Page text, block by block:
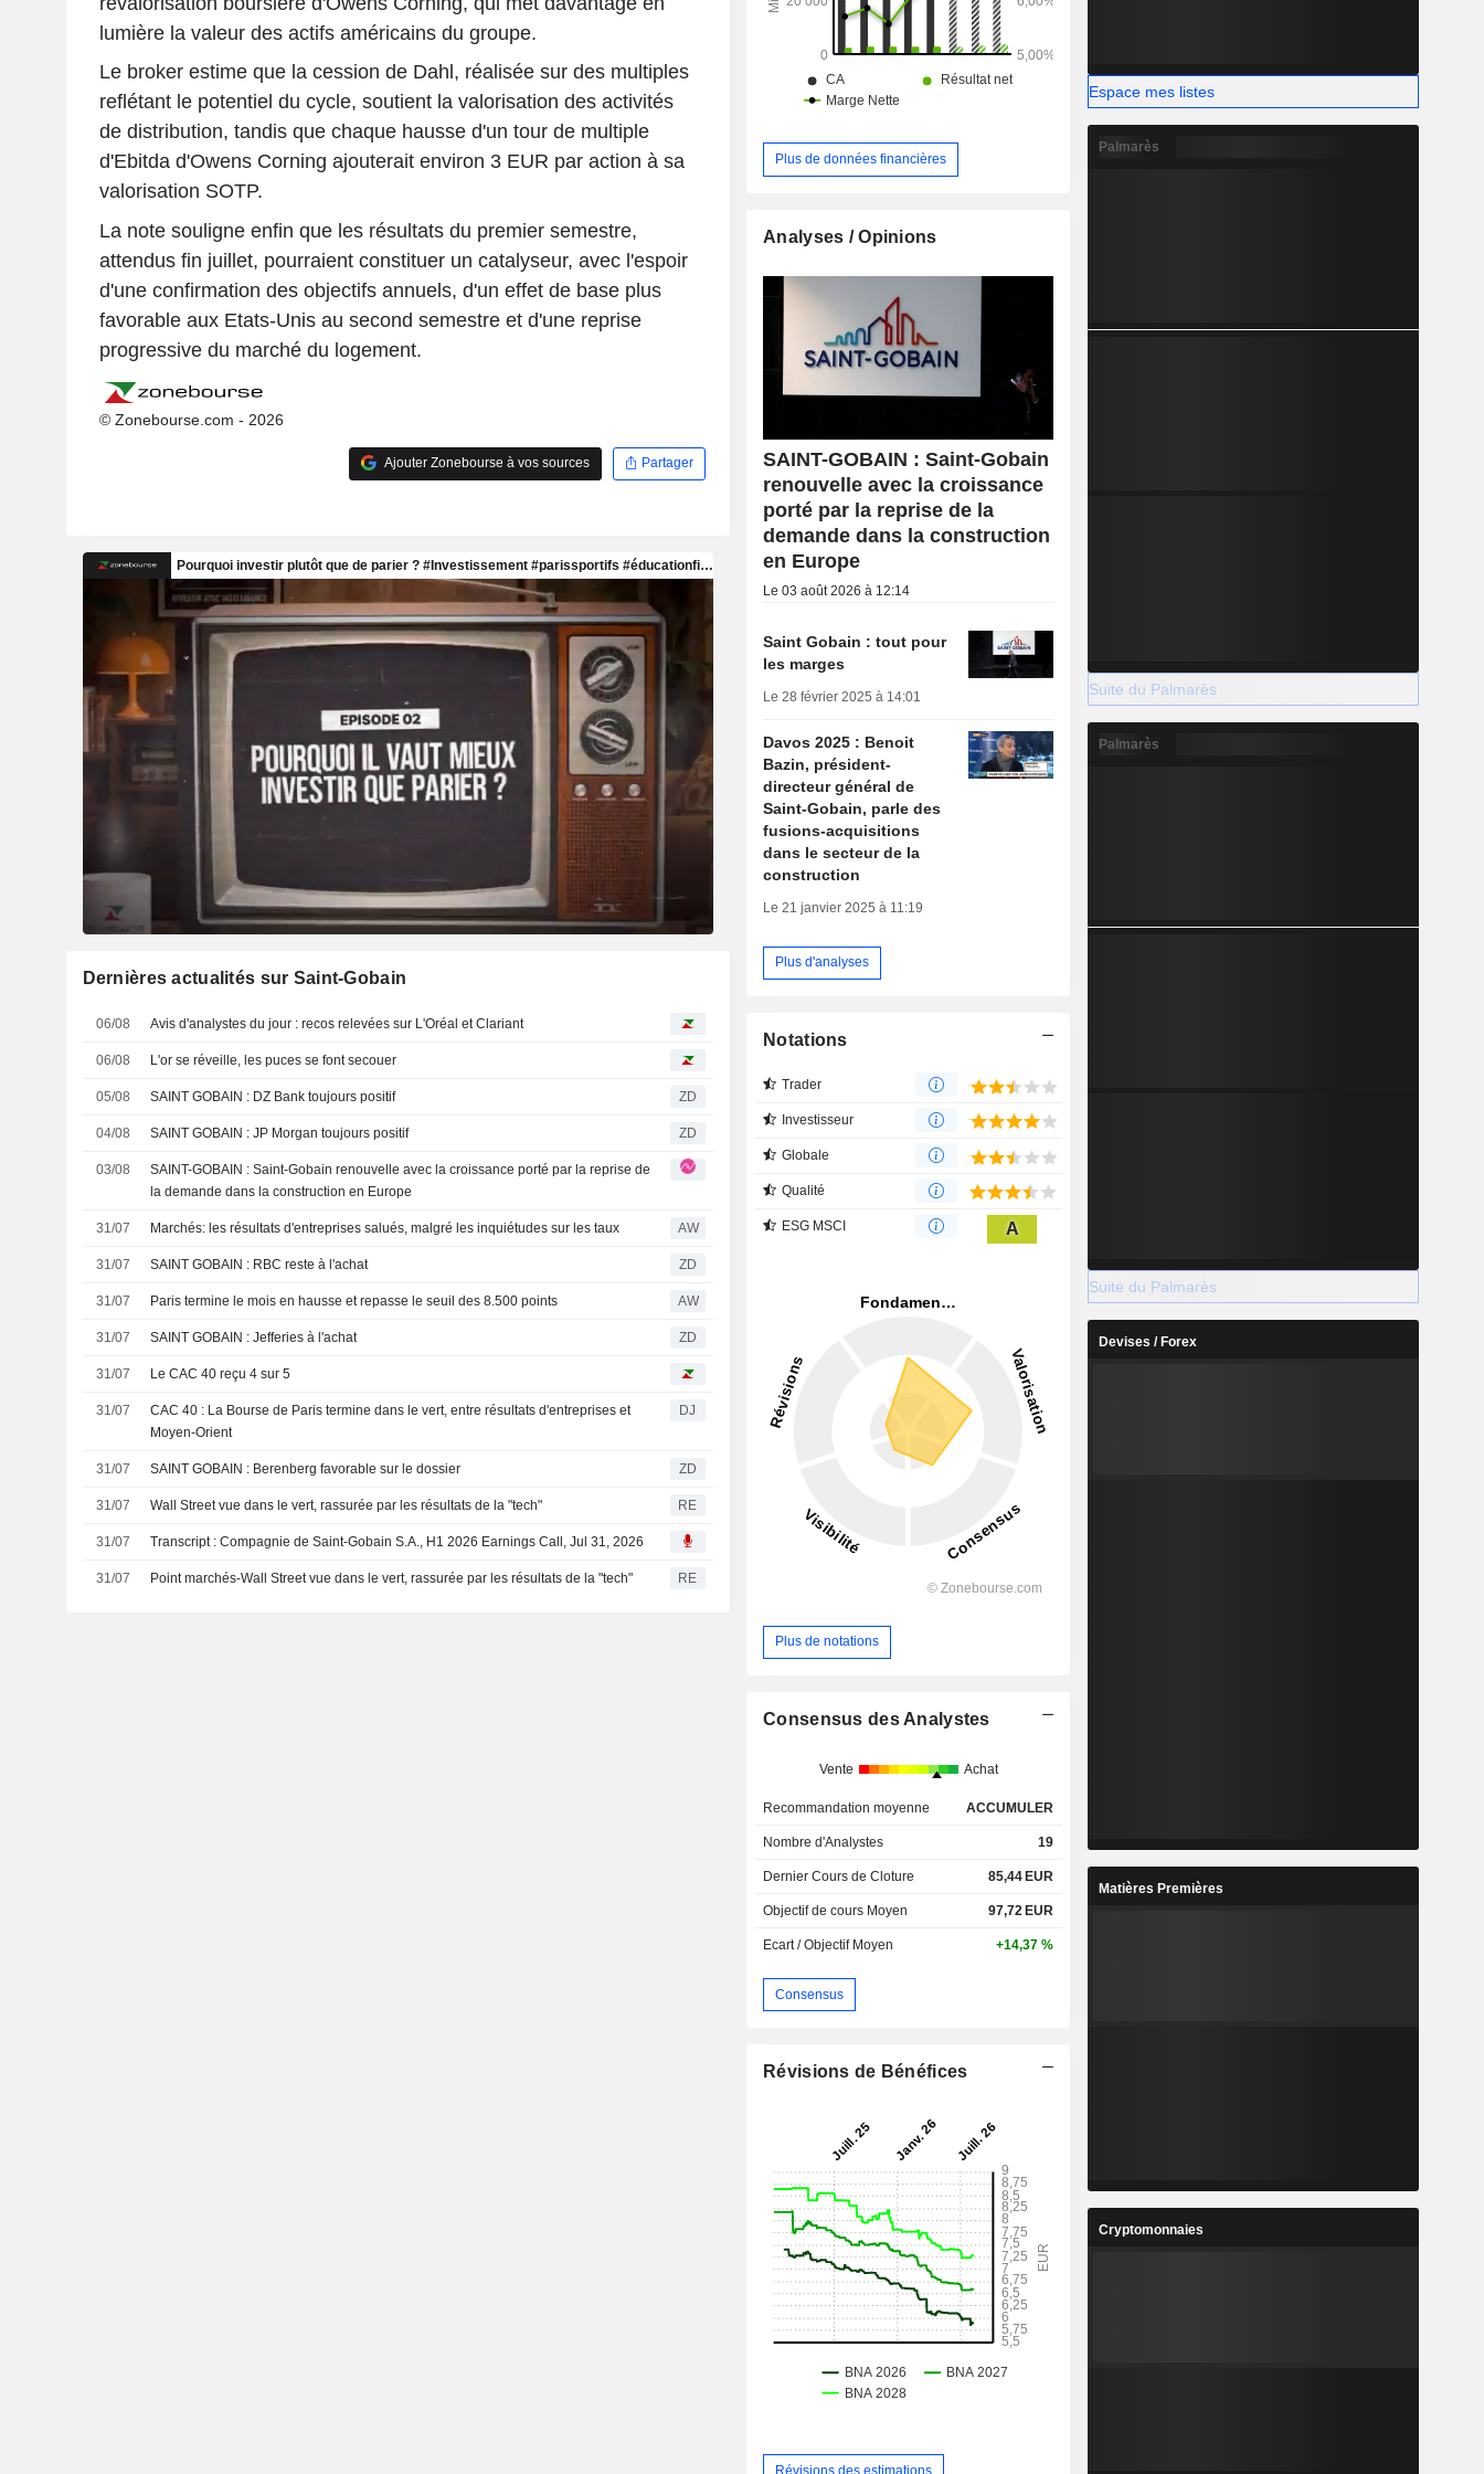
lumière la valeur des actifs américains du groupe.
Le broker estime que la cession de Dahl, réalisée sur des multiples
reflétant le potentiel du cycle, soutient la valorisation des activités
de distribution, tandis que chaque hausse d'un tour de multiple
d'Ebitda d'Owens Corning ajouterait environ 3 EUR par action à sa
valorisation SOTP.
La note souligne enfin que les résultats du premier semestre,
attendus fin juillet, pourraient constituer un catalyseur, avec l'espoir
d'une confirmation des objectifs annuels, d'un effet de base plus
favorable aux Etats-Unis au second semestre et d'une reprise
progressive du marché du logement.
© Zonebourse.com - 2026
Ajouter Zonebourse à vos sources Partager
Dernières actualités sur Saint-Gobain
06/08 Avis d'analystes du jour : recos relevées sur L'Oréal et Clariant
06/08 L'or se réveille, les puces se font secouer
05/08 SAINT GOBAIN : DZ Bank toujours positif ZD
04/08 SAINT GOBAIN : JP Morgan toujours positif ZD
03/08
SAINT-GOBAIN : Saint-Gobain renouvelle avec la croissance porté par la reprise de
la demande dans la construction en Europe
31/07 Marchés: les résultats d'entreprises salués, malgré les inquiétudes sur les taux AW
31/07 SAINT GOBAIN : RBC reste à l'achat ZD
31/07 Paris termine le mois en hausse et repasse le seuil des 8.500 points AW
31/07 SAINT GOBAIN : Jefferies à l'achat ZD
31/07 Le CAC 40 reçu 4 sur 5
31/07
CAC 40 : La Bourse de Paris termine dans le vert, entre résultats d'entreprises et
Moyen-Orient
DJ
31/07 SAINT GOBAIN : Berenberg favorable sur le dossier ZD
31/07 Wall Street vue dans le vert, rassurée par les résultats de la "tech" RE
31/07 Transcript : Compagnie de Saint-Gobain S.A., H1 2026 Earnings Call, Jul 31, 2026
31/07 Point marchés-Wall Street vue dans le vert, rassurée par les résultats de la "tech" RE
: Europe du Sud-Moyen-Orient-Afrique (33,4%),
Europe du Nord (28,7%), Amériques (27%) et
Plus de données financières
Analyses / Opinions
SAINT-GOBAIN : Saint-Gobain
renouvelle avec la croissance
porté par la reprise de la
demande dans la construction
en Europe
Le 03 août 2026 à 12:14
Saint Gobain : tout pour
les marges
Le 28 février 2025 à 14:01
Davos 2025 : Benoit
Bazin, président-
directeur général de
Saint-Gobain, parle des
fusions-acquisitions
dans le secteur de la
construction
Le 21 janvier 2025 à 11:19
Plus d'analyses
Notations
Trader
Investisseur
Globale
Qualité
ESG MSCI A
Plus de notations
Consensus des Analystes
Vente Achat
Recommandation moyenne ACCUMULER
Nombre d'Analystes 19
Dernier Cours de Cloture 85,44 EUR
Objectif de cours Moyen 97,72 EUR
Ecart / Objectif Moyen +14,37 %
Consensus
Révisions de Bénéfices
Révisions des estimations
Espace mes listes
Palmarès
Suite du Palmarès
Palmarès
Suite du Palmarès
Devises / Forex
Matières Premières
Cryptomonnaies